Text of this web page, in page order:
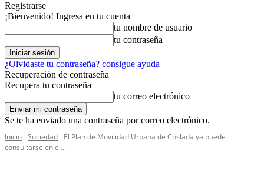
Registrarse
¡Bienvenido! Ingresa en tu cuenta
tu nombre de usuario
tu contraseña
¿Olvidaste tu contraseña? consigue ayuda
Recuperación de contraseña
Recupera tu contraseña
tu correo electrónico
Se te ha enviado una contraseña por correo electrónico.
Inicio Sociedad
El Plan de Movilidad Urbana de Coslada ya puede
consultarse en el...